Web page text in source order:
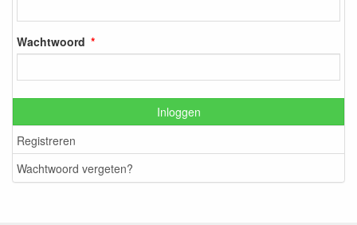
Wachtwoord
Inloggen
Registreren
Wachtwoord vergeten?